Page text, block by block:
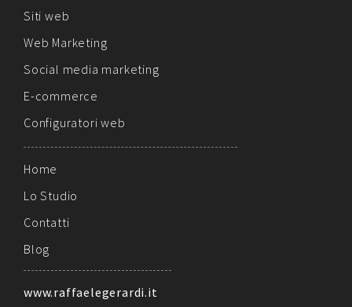
Siti web
Web Marketing
Social media marketing
E-commerce
Configuratori web
Home
Lo Studio
Contatti
Blog
www.raffaelegerardi.it